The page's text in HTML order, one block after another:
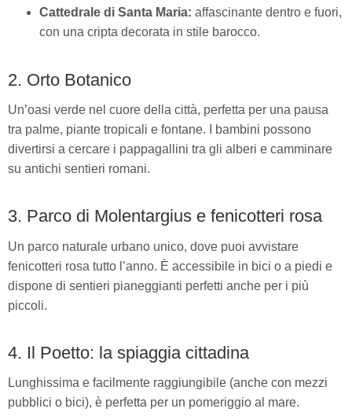
Cattedrale di Santa Maria: affascinante dentro e fuori,
con una cripta decorata in stile barocco.
2. Orto Botanico
Un’oasi verde nel cuore della città, perfetta per una pausa
tra palme, piante tropicali e fontane. I bambini possono
divertirsi a cercare i pappagallini tra gli alberi e camminare
su antichi sentieri romani.
3. Parco di Molentargius e fenicotteri rosa
Un parco naturale urbano unico, dove puoi avvistare
fenicotteri rosa tutto l’anno. È accessibile in bici o a piedi e
dispone di sentieri pianeggianti perfetti anche per i più
piccoli.
4. Il Poetto: la spiaggia cittadina
Lunghissima e facilmente raggiungibile (anche con mezzi
pubblici o bici), è perfetta per un pomeriggio al mare.